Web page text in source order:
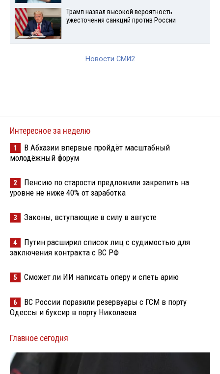
Трамп назвал высокой вероятность
ужесточения санкций против России
Новости СМИ2
Интересное за неделю
1
В Абхазии впервые пройдёт масштабный
молодёжный форум
2
Пенсию по старости предложили закрепить на
уровне не ниже 40% от заработка
3 Законы, вступающие в силу в августе
4
Путин расширил список лиц с судимостью для
заключения контракта с ВС РФ
5 Сможет ли ИИ написать оперу и спеть арию
6
ВС России поразили резервуары с ГСМ в порту
Одессы и буксир в порту Николаева
Главное сегодня